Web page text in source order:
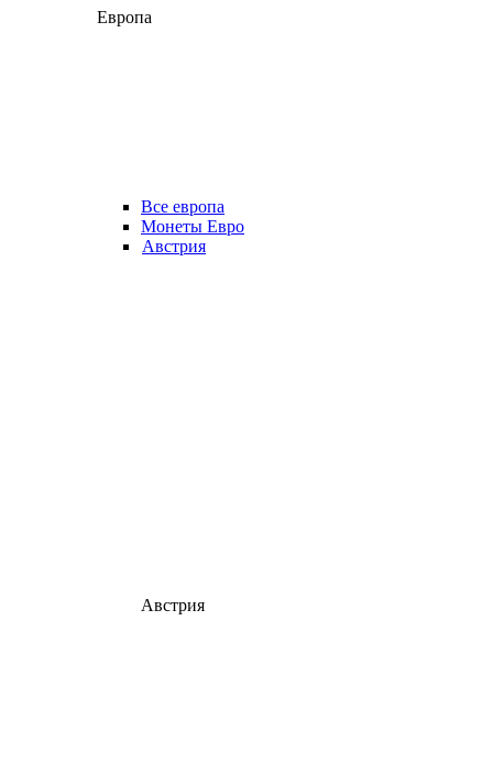
Европа
Все европа
Монеты Евро
Австрия
Австрия